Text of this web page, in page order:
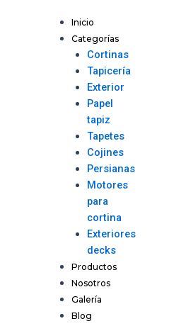
Inicio
Categorías
Cortinas
Tapicería
Exterior
Papel
tapiz
Tapetes
Cojines
Persianas
Motores
para
cortina
Exteriores
decks
Productos
Nosotros
Galería
Blog